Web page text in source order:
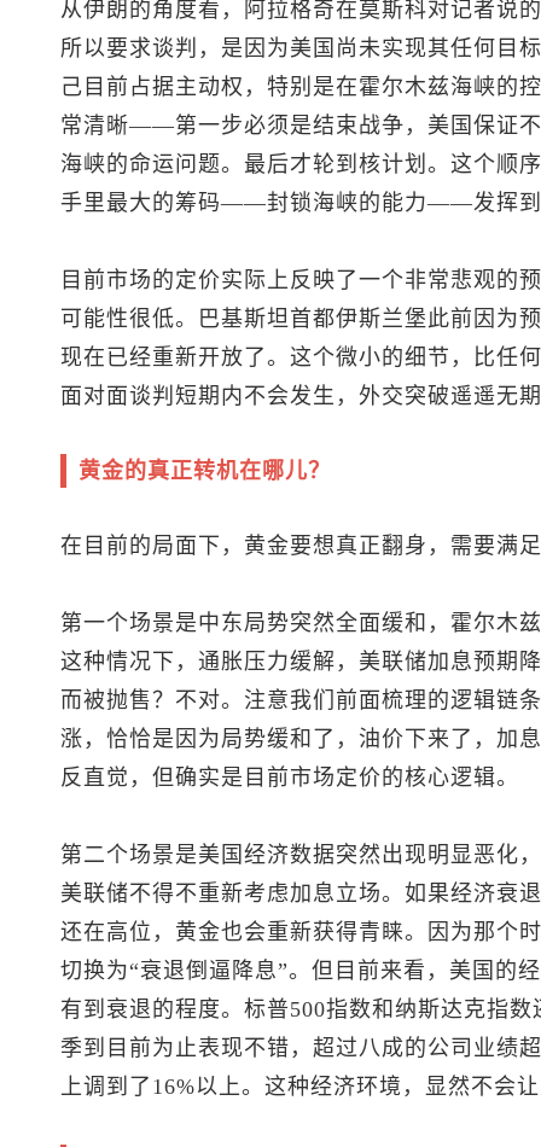
从伊朗的角度看，阿拉格奇在莫斯科对记者说
所以要求谈判，是因为美国尚未实现其任何目
己目前占据主动权，特别是在霍尔木兹海峡的
常清晰——第一步必须是结束战争，美国保证
海峡的命运问题。最后才轮到核计划。这个顺
手里最大的筹码——封锁海峡的能力——发挥
目前市场的定价实际上反映了一个非常悲观的
可能性很低。巴基斯坦首都伊斯兰堡此前因为
现在已经重新开放了。这个微小的细节，比
面对面谈判短期内不会发生，外交突破遥遥无
黄金的真正转机在哪儿？
在目前的局面下，黄金要想真正翻身，需要满
第一个场景是中东局势突然全面缓和，霍尔木
这种情况下，通胀压力缓解，美联储加息预期
而被抛售？不对。注意我们前面梳理的逻辑
涨，恰恰是因为局势缓和了，油价下来了，加
反直觉，但确实是目前市场定价的核心逻辑。
第二个场景是美国经济数据突然出现明显恶化
美联储不得不重新考虑加息立场。如果经济衰
还在高位，黄金也会重新获得青睐。因为那个
切换为“衰退倒逼降息”。但目前来看，美国的
有到衰退的程度。 标普500指数和纳斯达克指
季到目前为止表现不错，超过八成的公司业绩
上调到了16%以上。这种经济环境，显然不会